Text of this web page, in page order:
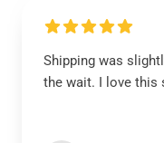
Shipping was
the wait. I love this